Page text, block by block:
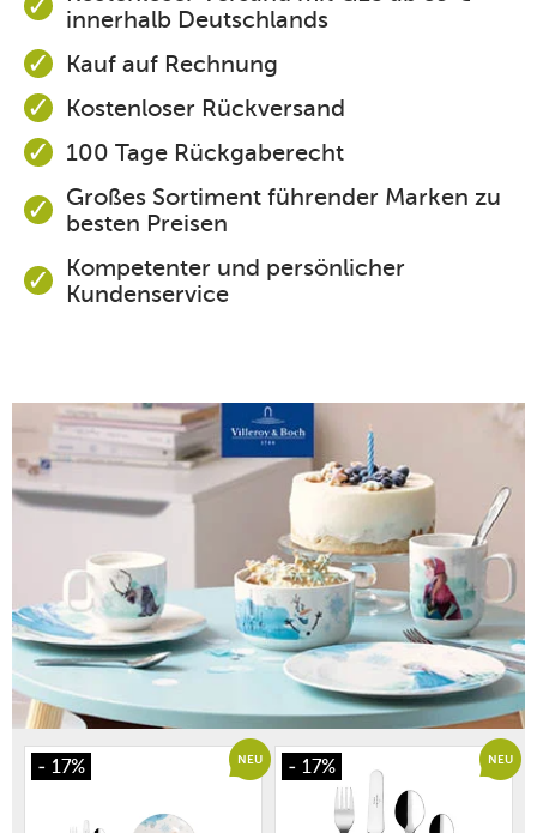
innerhalb Deutschlands
Kauf auf Rechnung
Kostenloser Rückversand
100 Tage Rückgaberecht
Großes Sortiment führender Marken zu
besten Preisen
Kompetenter und persönlicher
Kundenservice
- 17% NEU - 17% NEU